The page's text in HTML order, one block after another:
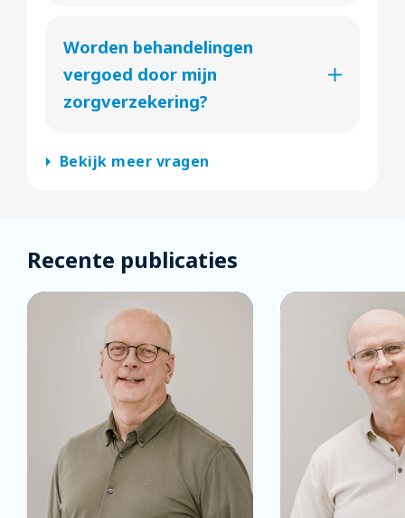
Worden behandelingen
vergoed door mijn
zorgverzekering?
arrow_right Bekijk meer vragen
Recente publicaties